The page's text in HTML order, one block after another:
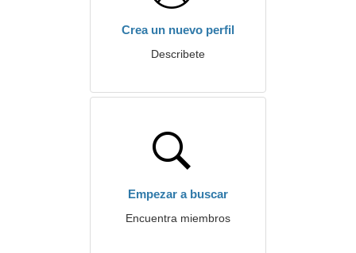
Crea un nuevo perfil
Describete
Empezar a buscar
Encuentra miembros